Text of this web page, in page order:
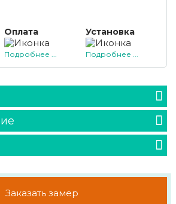
Оплата
Подробнее ...
Установка
Подробнее ...
Заказать замер